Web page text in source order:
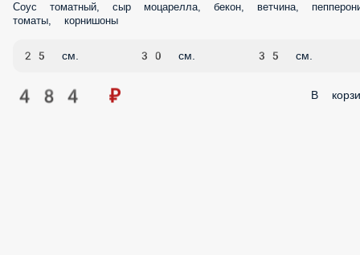
Соус томатный, сыр моцарелла, бекон, ветчина,
томаты, корнишоны
25 см. 30 см. 35 см.
484 ₽ В